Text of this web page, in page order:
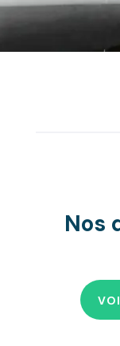
Nos